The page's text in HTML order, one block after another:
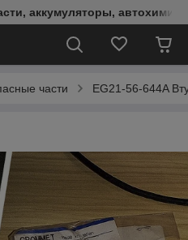
аккумуляторы, автохимия,
части EG21-56-644A